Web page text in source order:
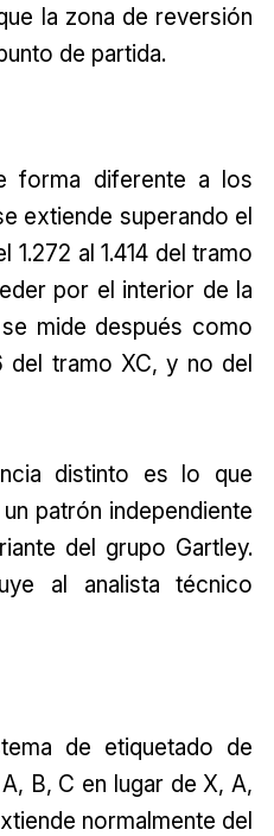
la zona de reversión
de partida.
forma diferente a los
extiende superando el
1.272 al 1.414 del tramo
por el interior de la
mide después como
tramo XC, y no del
distinto es lo que
patrón independiente
del grupo Gartley.
al analista técnico
de etiquetado de
B, C en lugar de X, A,
normalmente del